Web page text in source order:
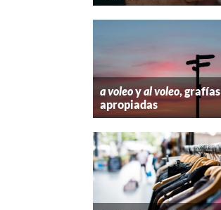
a voleoyal voleo, grafías
apropiadas